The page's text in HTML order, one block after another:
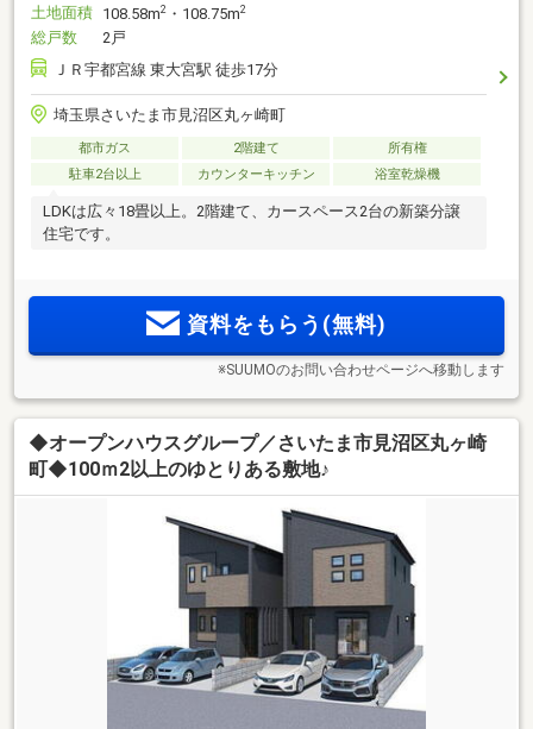
土地面積 108.58m2 ・108.75m2
総戸数
2戸
ＪＲ宇都宮線 東大宮駅 徒歩17分
埼玉県さいたま市見沼区丸ヶ崎町
都市ガス 2階建て
所有権
駐車2台以上
カウンターキッチン 浴室乾燥機
LDKは広々18畳以上。2階建て、カースペース2台の新築分譲
住宅です。
資料をもらう(無料)
※SUUMOのお問い合わせページへ移動します
◆オープンハウスグループ／さいたま市見沼区丸ヶ崎
町◆100ｍ2以上のゆとりある敷地♪